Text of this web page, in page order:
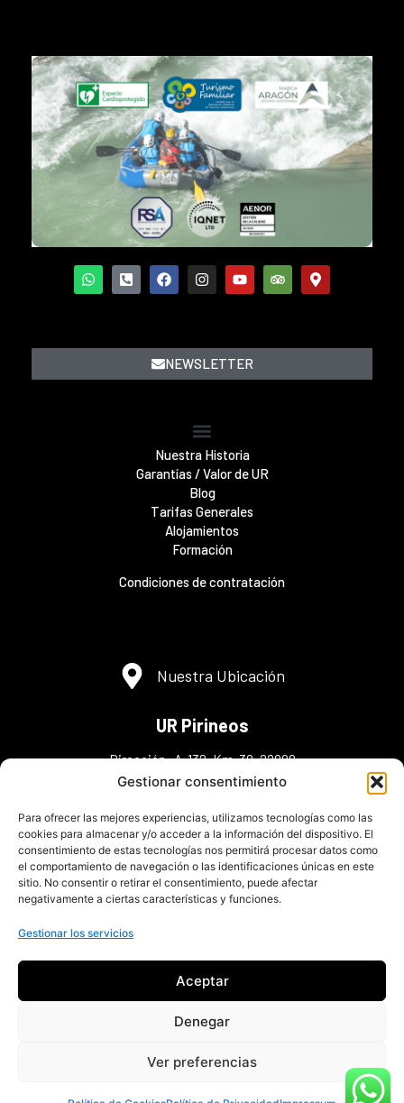
Gestionar consentimiento
Para ofrecer las mejores experiencias, utilizamos tecnologías como las
cookies para almacenar y/o acceder a la información del dispositivo. El
consentimiento de estas tecnologías nos permitirá procesar datos como
el comportamiento de navegación o las identificaciones únicas en este
sitio. No consentir o retirar el consentimiento, puede afectar
negativamente a ciertas características y funciones.
Gestionar los servicios
Aceptar
Denegar
Ver preferencias
NEWSLETTER
Nuestra Historia
Garantías / Valor de UR
Blog
Tarifas Generales
Alojamientos
Formación
Condiciones de contratación
Nuestra Ubicación
UR Pirineos
Dirección: A-132, Km. 38, 22808
Murillo de Gállego ,Zaragoza
Teléfonos: (+34) 974 38 30 48
(+34) 606 36 30 43(+34) 648 98 45 95
info@urpirineos.es